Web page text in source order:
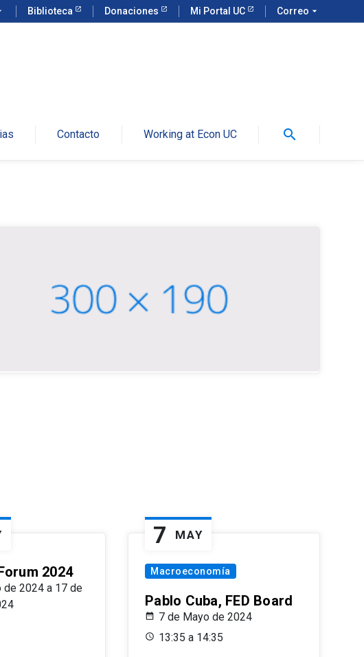
Biblioteca Donaciones Mi Portal UC Correo arrow_drop_down
Contacto Working at Econ UC search
2024
de 2024 a 17 de
7 MAY
Macroeconomía
Pablo Cuba, FED Board
7 de Mayo de 2024
13:35 a 14:35